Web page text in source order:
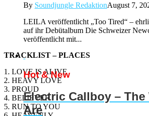
TRACKLIST – PLACES
1. LOVE IS ALIVE
2. HEAVY LOVE
3. PROUD
4. BELIEVER
5. RUN TO YOU
By Soundjungle RedaktionAugust 7,
LEILA veröffentlicht „Too Tired“ –
auf ihr Debütalbum Die Schweizer
veröffentlicht mit...
Hot & New
Electric Callboy – The
Are